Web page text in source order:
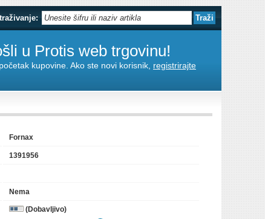
u Protis web trgovinu!
kupovine. Ako ste novi korisnik, registrirajte
Fornax
1391956
Nema
(Dobavljivo)